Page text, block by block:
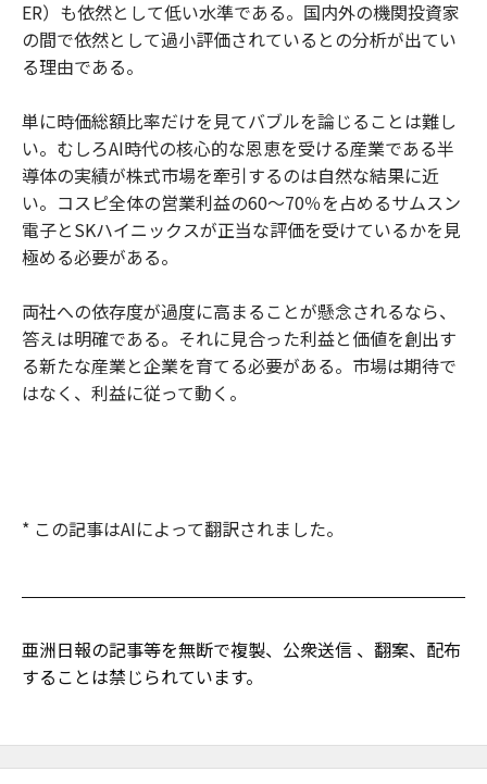
ER）も依然として低い水準である。国内外の機関投資家
の間で依然として過小評価されているとの分析が出てい
る理由である。
単に時価総額比率だけを見てバブルを論じることは難し
い。むしろAI時代の核心的な恩恵を受ける産業である半
導体の実績が株式市場を牽引するのは自然な結果に近
い。コスピ全体の営業利益の60〜70％を占めるサムスン
電子とSKハイニックスが正当な評価を受けているかを見
極める必要がある。
両社への依存度が過度に高まることが懸念されるなら、
答えは明確である。それに見合った利益と価値を創出す
る新たな産業と企業を育てる必要がある。市場は期待で
はなく、利益に従って動く。
* この記事はAIによって翻訳されました。
亜洲日報の記事等を無断で複製、公衆送信 、翻案、配布
することは禁じられています。